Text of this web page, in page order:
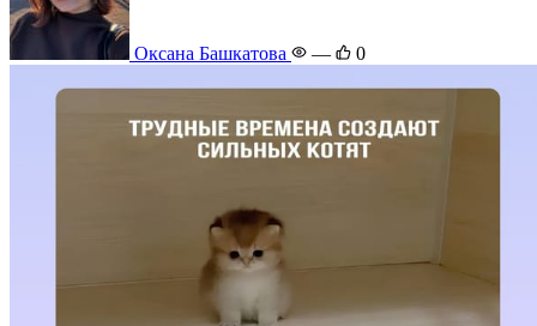
Оксана Башкатова — 0